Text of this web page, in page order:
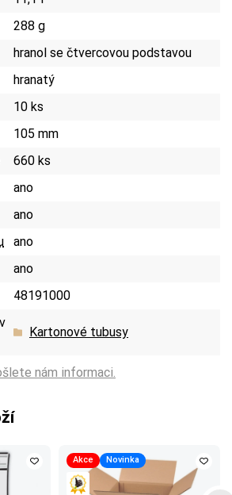
288 g
hranol se čtvercovou podstavou
hranatý
10 ks
105 mm
660 ks
ano
ano
ano
ano
48191000
Kartonové tubusy
nám informaci.
Akce Novinka